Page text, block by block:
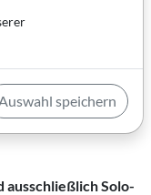
und zur
wir auf
aus.
des
Solo-
Auswahl speichern